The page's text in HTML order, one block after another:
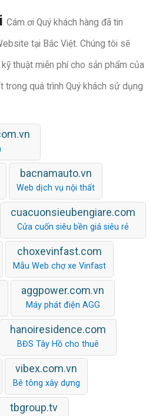
Cám ơi Quý khách hàng đã tin
tại Bắc Việt. Chúng tôi sẽ
thuật miễn phí cho sản phẩm của
trong quá trình Quý khách sử dụng
bacnamauto.vn
Web dịch vụ nội thất
cuacuonsieubengiare.com
Cửa cuốn siêu bền giá siêu rẻ
choxevinfast.com
Mẫu Web chợ xe Vinfast
aggpower.com.vn
Máy phát điện AGG
hanoiresidence.com
BĐS Tây Hồ cho thuê
vibex.com.vn
Bê tông xây dựng
tbgroup.tv